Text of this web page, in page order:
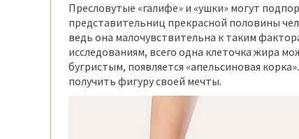
Пресловутые «галифе» и «ушки» могут
представительниц прекрасной половины
ведь она малочувствительна к таким
исследованиям, всего одна клеточка жира
бугристым, появляется «апельсиновая
получить фигуру своей мечты.